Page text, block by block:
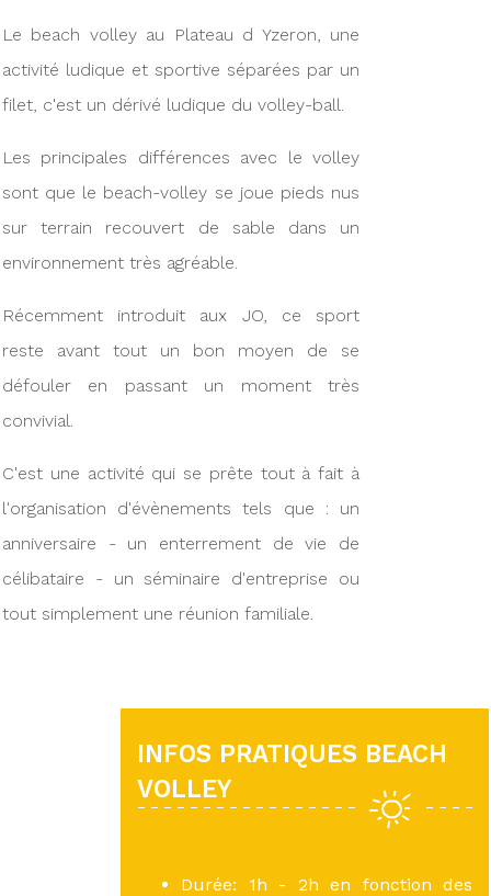
Le beach volley au Plateau d Yzeron, une
activité ludique et sportive séparées par un
filet, c'est un dérivé ludique du volley-ball.
Les principales différences avec le volley
sont que le beach-volley se joue pieds nus
sur terrain recouvert de sable dans un
environnement très agréable.
Récemment introduit aux JO, ce sport
reste avant tout un bon moyen de se
défouler en passant un moment très
convivial.
C'est une activité qui se prête tout à fait à
l'organisation d'évènements tels que : un
anniversaire - un enterrement de vie de
célibataire - un séminaire d'entreprise ou
tout simplement une réunion familiale.
INFOS PRATIQUES BEACH
VOLLEY
Durée: 1h - 2h en fonction des